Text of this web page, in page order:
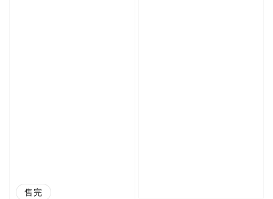
售完